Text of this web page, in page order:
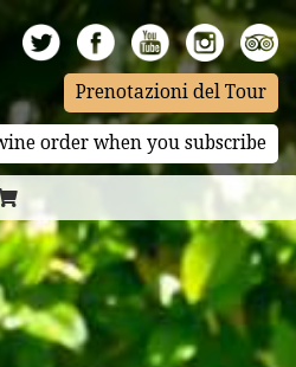
Prenotazioni del Tour
order when you subscribe